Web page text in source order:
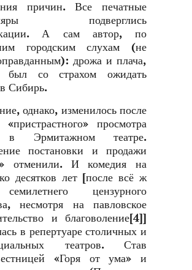
причин. Все печатные
подверглись
А сам автор, по
городским слухам (не
дрожа и плача,
был со страхом ожидать
Сибирь.
однако, изменилось после
«пристрастного» просмотра
в Эрмитажном театре.
постановки и продажи
отменили. И комедия на
десятков лет [после всё ж
цензурного
несмотря на павловское
и благоволение[4]]
в репертуаре столичных и
театров. Став
«Горя от ума» и